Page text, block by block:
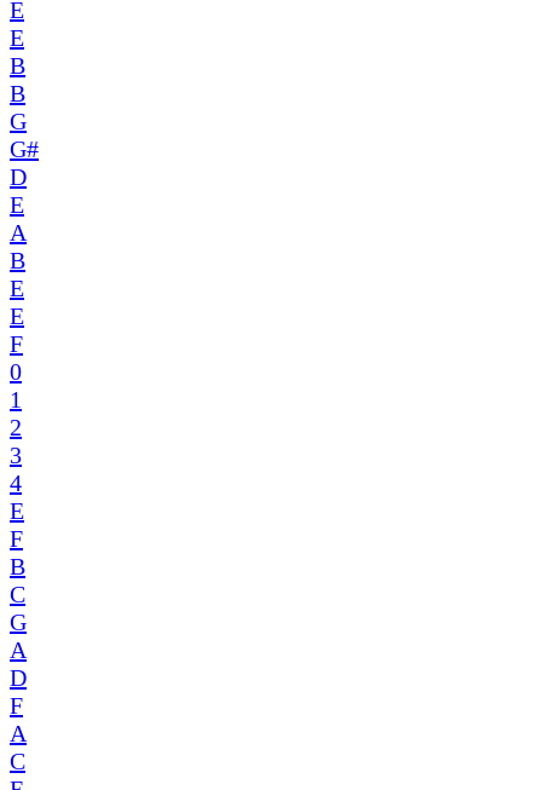
E
E
B
B
G
G#
D
E
A
B
E
E
F
0
1
2
3
4
E
F
B
C
G
A
D
F
A
C